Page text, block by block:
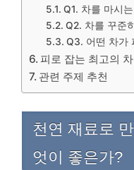
Q1. 차를 마시
Q2. 차를 꾸준
Q3. 어떤 차가
피로 잡는 최고의
관련 주제 추천
천연 재료로
엇이 좋은가?